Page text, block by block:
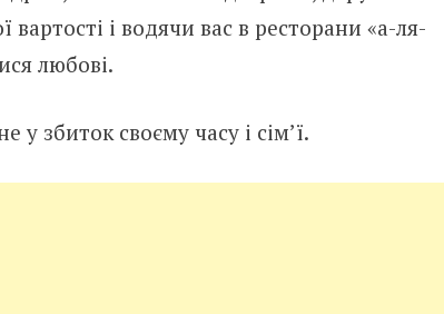
і водячи вас в ресторани «а-ля-
любові.
у збиток своєму часу і сім’ї.